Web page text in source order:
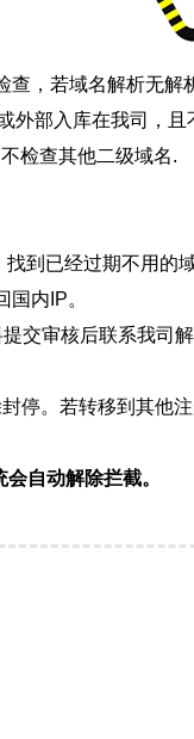
查，若域名解析无解
外部入库在我司，且
检查其他二级域名.
找到已经过期不用的
内IP。
交审核后联系我司解
停。若转移到其他
自动解除拦截。